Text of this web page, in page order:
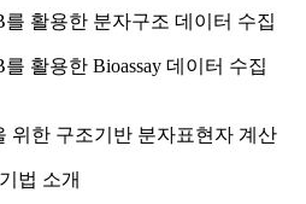
활용한 분자구조 데이터 수집
활용한 Bioassay 데이터 수집
위한 구조기반 분자표현자 계산
법 소개